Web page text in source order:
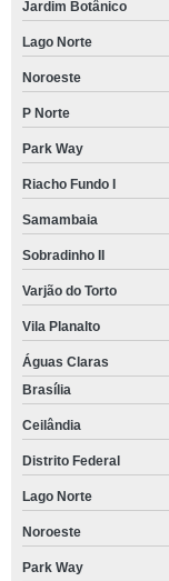
Jardim Botânico
Lago Norte
Noroeste
P Norte
Park Way
Riacho Fundo I
Samambaia
Sobradinho II
Varjão do Torto
Vila Planalto
Águas Claras
Brasília
Ceilândia
Distrito Federal
Lago Norte
Noroeste
Park Way